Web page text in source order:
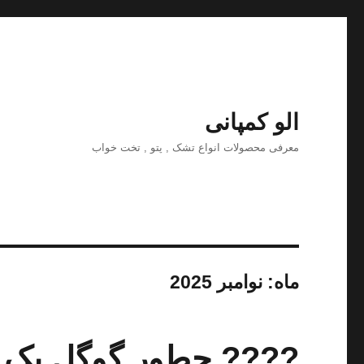
الو کمپانی
معرفی محصولات انواع تشک , پتو , تخت خواب
ماه:نوامبر 2025